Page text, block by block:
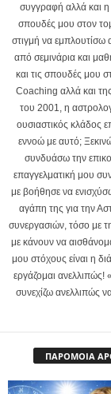
συγγραφή αλλά και η
σπουδές μου στον
στιγμή να εμπλουτίσω
από σεμινάρια και
και τις σπουδές μου
Coaching αλλά και
του 2001, η
ουσιαστικός κλάδος
εννοώ με αυτό;
συνδυάσω την
επαγγελματική μου
με βοήθησε να
αγάπη της για την
συνεργασιών, τόσο με
με κάνουν να
μου στόχους είναι η
εργάζομαι ανελλιπώς!
συνεχίζω ανελλιπώς
ΠΑΡΟΜΟΙΑ